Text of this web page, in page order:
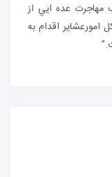
مهاجرت عده ايي از
امورعشاير اقدام به